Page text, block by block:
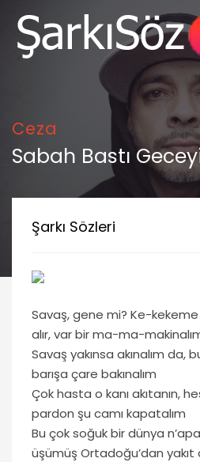
Ceza
Sabah Bastı
Şarkı Sözleri
Savaş, gene mi? Ke-
alır, var bir ma-ma-
Savaş yakınsa akınalım da,
barışa çare bakınalım
Çok hasta o kanı akıtanın,
pardon şu camı kapatalım
Bu çok soğuk bir dünya
üşümüş Ortadoğu’dan yakıt